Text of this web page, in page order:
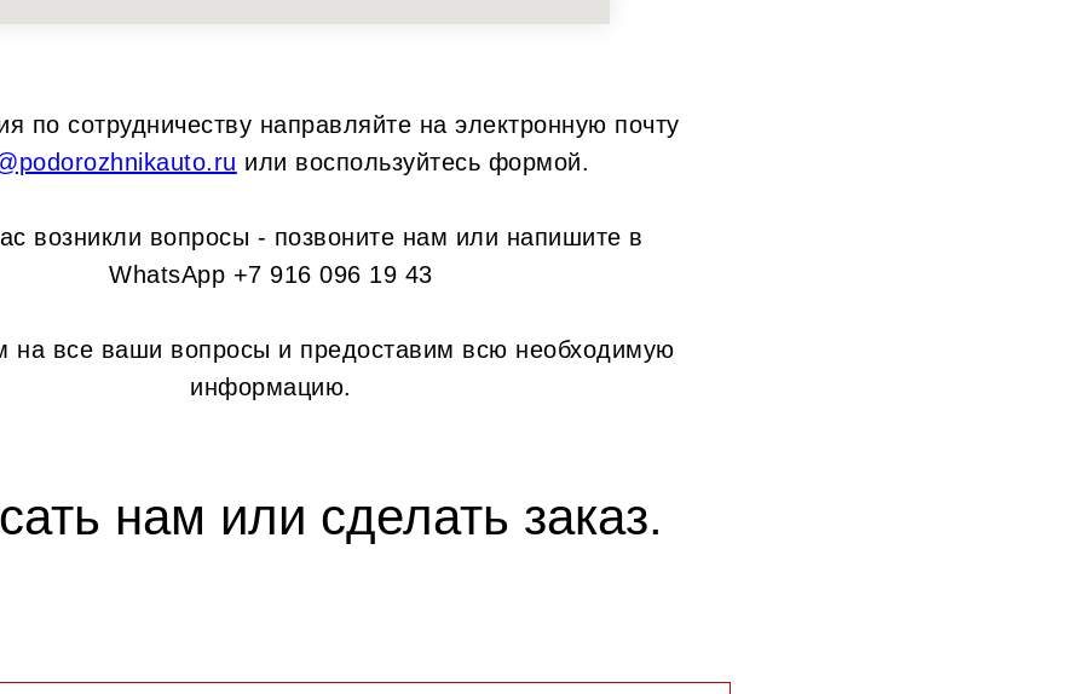
по сотрудничеству направляйте на электронную почту
или воспользуйтесь формой.
возникли вопросы - позвоните нам или напишите в
WhatsApp +7 916 096 19 43
на все ваши вопросы и предоставим всю необходимую
информацию.
нам или сделать заказ.